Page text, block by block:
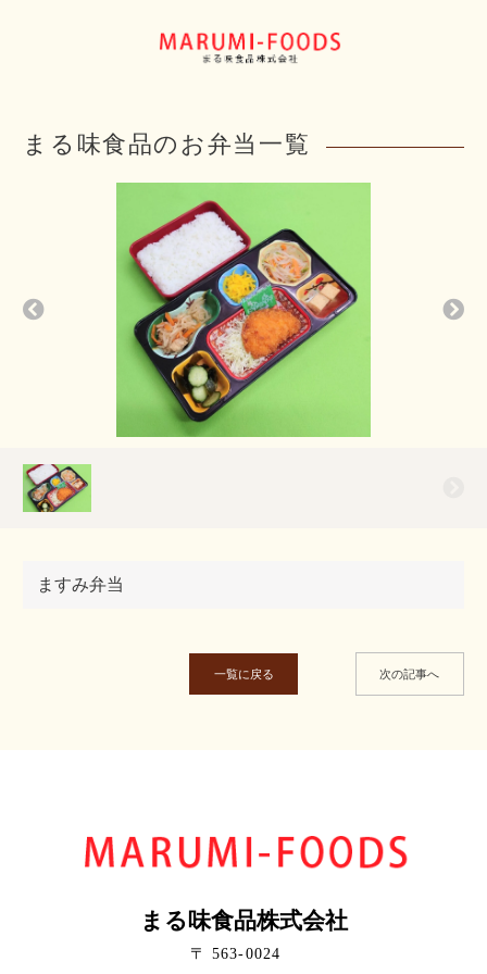
まる味食品のお弁当一覧
ますみ弁当
一覧に戻る 次の記事へ
まる味食品株式会社
〒 563-0024